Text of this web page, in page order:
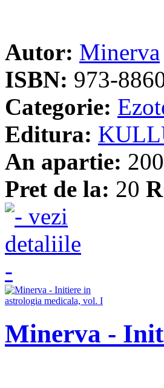
Autor: Minerva
ISBN: 973-
Categorie:
Editura:
An apartie:
Pret de la: 20
Minerva -